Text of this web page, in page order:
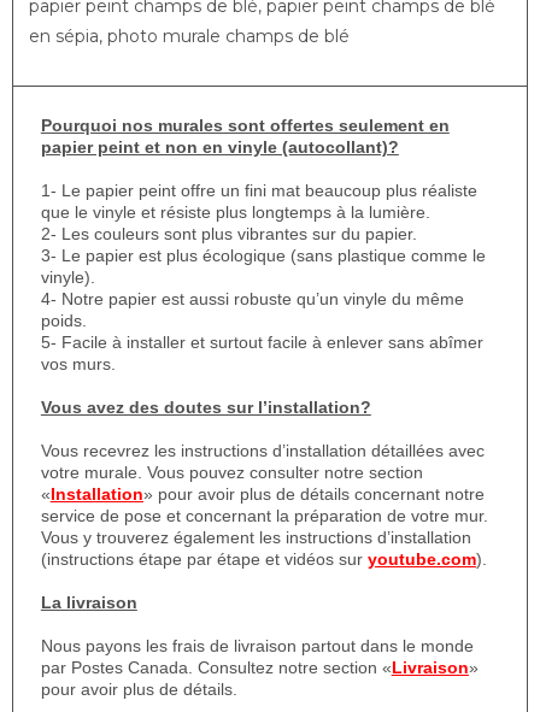
papier peint champs de blé, papier peint champs de blé
en sépia, photo murale champs de blé
Pourquoi nos murales sont offertes seulement en
papier peint et non en vinyle (autocollant)?
1- Le papier peint offre un fini mat beaucoup plus réaliste
que le vinyle et résiste plus longtemps à la lumière.
2- Les couleurs sont plus vibrantes sur du papier.
3- Le papier est plus écologique (sans plastique comme le
vinyle).
4- Notre papier est aussi robuste qu’un vinyle du même
poids.
5- Facile à installer et surtout facile à enlever sans abîmer
vos murs.
Vous avez des doutes sur l’installation?
Vous recevrez les instructions d’installation détaillées avec
votre murale. Vous pouvez consulter notre section
«Installation» pour avoir plus de détails concernant notre
service de pose et concernant la préparation de votre mur.
Vous y trouverez également les instructions d’installation
(instructions étape par étape et vidéos sur youtube.com).
La livraison
Nous payons les frais de livraison partout dans le monde
par Postes Canada. Consultez notre section «Livraison»
pour avoir plus de détails.